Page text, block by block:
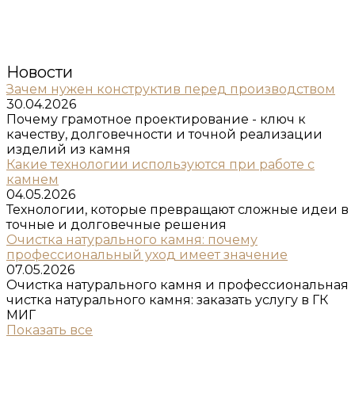
Новости
Зачем нужен конструктив перед производством
30.04.2026
Почему грамотное проектирование - ключ к
качеству, долговечности и точной реализации
изделий из камня
Какие технологии используются при работе с
камнем
04.05.2026
Технологии, которые превращают сложные идеи в
точные и долговечные решения
Очистка натурального камня: почему
профессиональный уход имеет значение
07.05.2026
Очистка натурального камня и профессиональная
чистка натурального камня: заказать услугу в ГК
МИГ
Показать все